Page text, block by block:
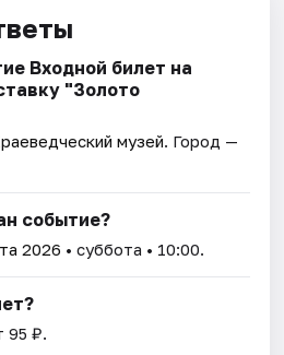
Входной билет на
"Золото
музей. Город —
событие?
2026 • суббота • 10:00.
95 ₽.